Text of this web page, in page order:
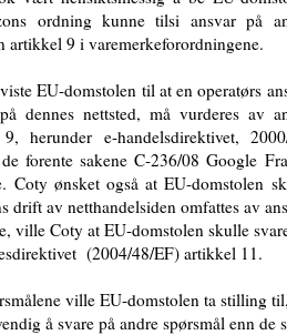
ordning kunne tilsi ansvar på
artikkel 9 i varemerkeforordningene.
EU-domstolen til at en operatørs
dennes nettsted, må vurderes av
herunder e-handelsdirektivet,
forente sakene C-236/08 Google
Coty ønsket også at EU-domstolen
drift av netthandelsiden omfattes av
ville Coty at EU-domstolen skulle
(2004/48/EF) artikkel 11.
ville EU-domstolen ta stilling
å svare på andre spørsmål enn